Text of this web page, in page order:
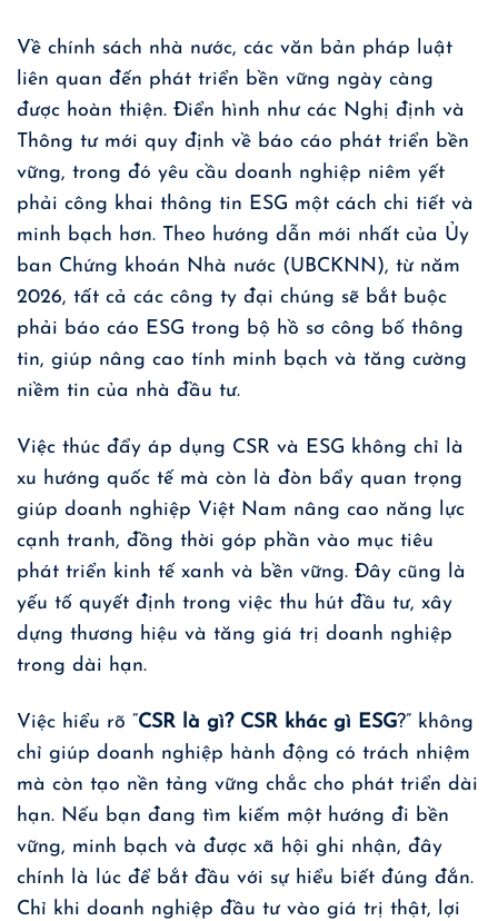
Về chính sách nhà nước, các văn bản pháp luật
liên quan đến phát triển bền vững ngày càng
được hoàn thiện. Điển hình như các Nghị định và
Thông tư mới quy định về báo cáo phát triển bền
vững, trong đó yêu cầu doanh nghiệp niêm yết
phải công khai thông tin ESG một cách chi tiết và
minh bạch hơn. Theo hướng dẫn mới nhất của Ủy
ban Chứng khoán Nhà nước (UBCKNN), từ năm
2026, tất cả các công ty đại chúng sẽ bắt buộc
phải báo cáo ESG trong bộ hồ sơ công bố thông
tin, giúp nâng cao tính minh bạch và tăng cường
niềm tin của nhà đầu tư.
Việc thúc đẩy áp dụng CSR và ESG không chỉ là
xu hướng quốc tế mà còn là đòn bẩy quan trọng
giúp doanh nghiệp Việt Nam nâng cao năng lực
cạnh tranh, đồng thời góp phần vào mục tiêu
phát triển kinh tế xanh và bền vững. Đây cũng là
yếu tố quyết định trong việc thu hút đầu tư, xây
dựng thương hiệu và tăng giá trị doanh nghiệp
trong dài hạn.
Việc hiểu rõ “CSR là gì? CSR khác gì ESG?” không
chỉ giúp doanh nghiệp hành động có trách nhiệm
mà còn tạo nền tảng vững chắc cho phát triển dài
hạn. Nếu bạn đang tìm kiếm một hướng đi bền
vững, minh bạch và được xã hội ghi nhận, đây
chính là lúc để bắt đầu với sự hiểu biết đúng đắn.
Chỉ khi doanh nghiệp đầu tư vào giá trị thật, lợi